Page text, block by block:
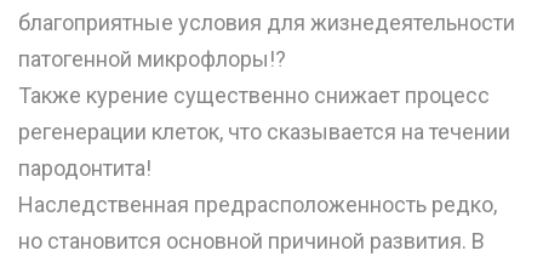
благоприятные условия для жизнедеятельности
патогенной микрофлоры!? ⠀
Также курение существенно снижает процесс
регенерации клеток, что сказывается на течении
пародонтита!
Наследственная предрасположенность редко,
но становится основной причиной развития. В